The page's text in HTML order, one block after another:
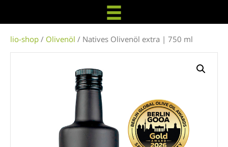
lio-shop / Olivenöl / Natives Olivenöl extra | 750 ml